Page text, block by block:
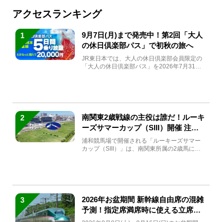
アクセスランキング
1
9月7日(月)まで発売中！第2回「大人
の休日倶楽部パス」で初秋の旅へ
JR東日本では、大人の休日倶楽部会員限定の
「大人の休日倶楽部パス」を2026年7月31日
2
南関東2歳戦線の主役は誰だ！ルーキ
ーズサマーカップ（SIII）開催 注目
馬と見どころをチェック
浦和競馬場で開催される「ルーキーズサマー
カップ（SIII）」は、南関東所属の2歳馬によ
3
2026年お盆期間 新幹線自由席の混雑
予測！指定席満席時に使える立席特
急券も解説